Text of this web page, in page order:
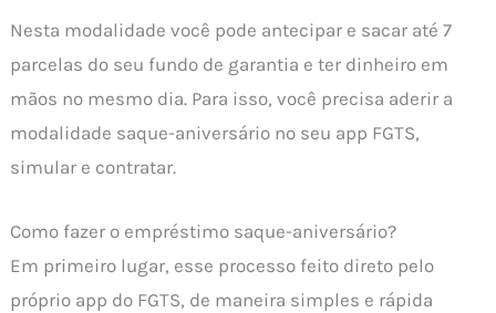
Nesta modalidade você pode antecipar e sacar até 7
parcelas do seu fundo de garantia e ter dinheiro em
mãos no mesmo dia. Para isso, você precisa aderir a
modalidade saque-aniversário no seu app FGTS,
simular e contratar.
Como fazer o empréstimo saque-aniversário?
Em primeiro lugar, esse processo feito direto pelo
próprio app do FGTS, de maneira simples e rápida